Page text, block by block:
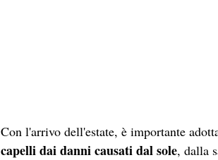
Con l'arrivo dell'estate, è importante
capelli dai danni causati dal sole, dalla